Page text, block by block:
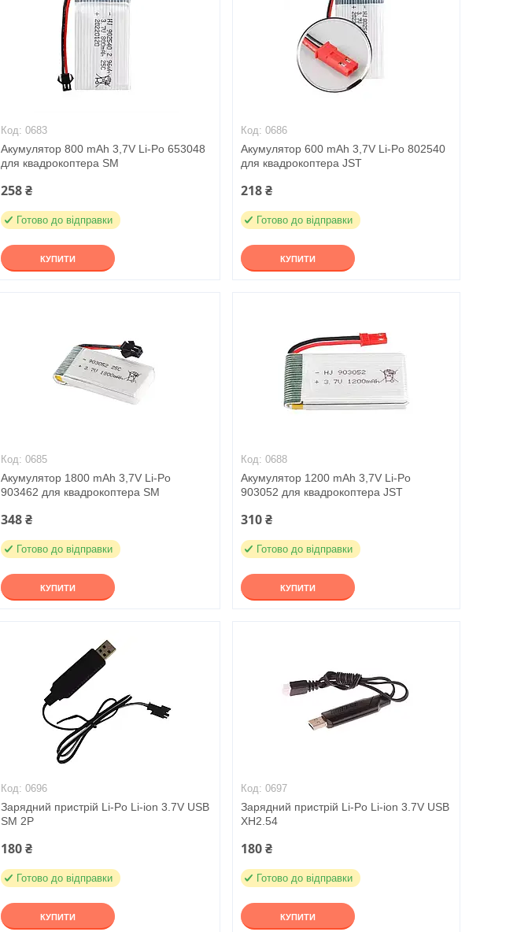
0683
Акумулятор 800 mAh 3,7V Li-Po 653048
для квадрокоптера SM
258 ₴
Готово до відправки
КУПИТИ
0686
Акумулятор 600 mAh 3,7V Li-Po 802540
для квадрокоптера JST
218 ₴
Готово до відправки
КУПИТИ
0685
Акумулятор 1800 mAh 3,7V Li-Po
903462 для квадрокоптера SM
348 ₴
Готово до відправки
КУПИТИ
0688
Акумулятор 1200 mAh 3,7V Li-Po
903052 для квадрокоптера JST
310 ₴
Готово до відправки
КУПИТИ
0696
Зарядний пристрій Li-Po Li-ion 3.7V USB
SM 2P
180 ₴
Готово до відправки
КУПИТИ
0697
Зарядний пристрій Li-Po Li-ion 3.7V USB
XH2.54
180 ₴
Готово до відправки
КУПИТИ